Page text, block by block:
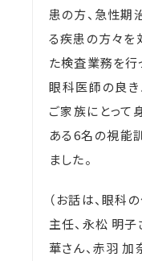
患の方、急性期
る疾患の方々を
た検査業務を行
眼科医師の良き
ご家族にとって
ある6名の視能
ました。
（お話は、眼科
主任、永松 明子
華さん、赤羽 加